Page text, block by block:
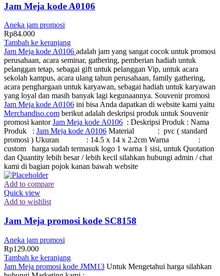
Jam Meja kode A0106
Aneka jam promosi
Rp84.000
Tambah ke keranjang
Jam Meja kode A0106 adalah jam yang sangat cocok untuk promosi
perusahaan, acara seminar, gathering, pemberian hadiah untuk
pelanggan tetap, sebagai gift untuk pelanggan Vip, untuk acara
sekolah kampus, acara ulang tahun perusahaan, family gathering,
acara penghargaan untuk karyawan, sebagai hadiah untuk karyawan
yang loyal dan masih banyak lagi kegunaannya. Souvenir promosi
Jam Meja kode A0106 ini bisa Anda dapatkan di website kami yaitu
Merchandiso.com berikut adalah deskripsi produk untuk Souvenir
promosi kantorJam Meja kode A0106 : Deskripsi Produk : Nama
Produk : Jam Meja kode A0106 Material : pvc ( standard
promosi ) Ukuran : 14.5 x 14 x 2.2cm Warna :
custom harga sudah termasuk logo 1 warna 1 sisi, untuk Quotation
dan Quantity lebih besar / lebih kecil silahkan hubungi admin / chat
kami di bagian pojok kanan bawah website
Add to compare
Quick view
Add to wishlist
Jam Meja promosi kode SC8158
Aneka jam promosi
Rp129.000
Tambah ke keranjang
Jam Meja promosi kode JMM13 Untuk Mengetahui harga silahkan